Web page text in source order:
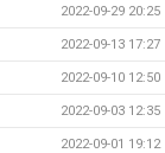
2022-09-29 20:25
2022-09-13 17:27
2022-09-10 12:50
2022-09-03 12:35
2022-09-01 19:12